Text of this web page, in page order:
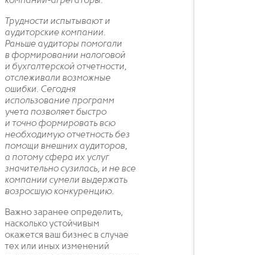
Трудности испытывают и
аудиторские компании.
Раньше аудиторы помогали
в формировании налоговой
и бухгалтерской отчетности,
отслеживали возможные
ошибки. Сегодня
использование программ
учета позволяет быстро
и точно формировать всю
необходимую отчетность без
помощи внешних аудиторов,
а потому сфера их услуг
значительно сузилась, и не все
компании сумели выдержать
возросшую конкуренцию.
Важно заранее определить,
насколько устойчивым
окажется ваш бизнес в случае
тех или иных изменений